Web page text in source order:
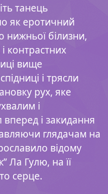
танець
як еротичний
нижньої білизни,
контрастних
вище
і трясли
рух, яке
і
і закидання
глядачам на
відому
Ла Гулю, на її
серце.